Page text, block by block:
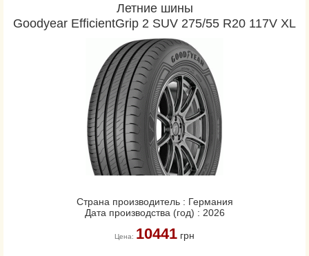
Vredestein
Yokohama
Белшина
Летние шины
Goodyear EfficientGrip 2 SUV 275/55 R20 117V XL
Страна производитель : Германия
Дата производства (год) : 2026
Цена: 10441грн